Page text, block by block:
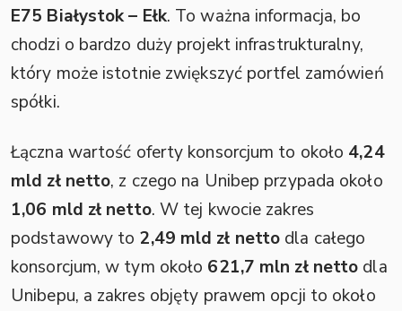
E75 Białystok – Ełk. To ważna informacja, bo
chodzi o bardzo duży projekt infrastrukturalny,
który może istotnie zwiększyć portfel zamówień
spółki.
Łączna wartość oferty konsorcjum to około 4,24
mld zł netto, z czego na Unibep przypada około
1,06 mld zł netto. W tej kwocie zakres
podstawowy to 2,49 mld zł netto dla całego
konsorcjum, w tym około 621,7 mln zł netto dla
Unibepu, a zakres objęty prawem opcji to około